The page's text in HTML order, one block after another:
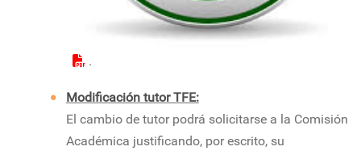
.
Modificación tutor TFE:
El cambio de tutor podrá solicitarse a la Comisión
Académica justificando, por escrito, su